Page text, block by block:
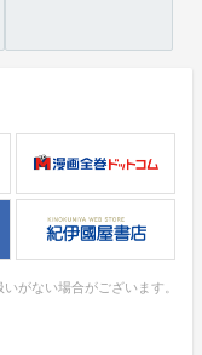
がない場合がございます。